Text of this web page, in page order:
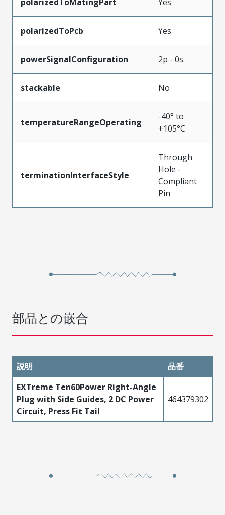
polarizedToPcb Yes
powerSignalConfiguration 2p - 0s
stackable No
temperatureRangeOperating
-40° to
+105°C
terminationInterfaceStyle
Through
Hole -
Compliant
Pin
部品との嵌合
説明
品番
EXTreme Ten60Power Right-Angle
Plug with Side Guides, 2 DC Power
Circuit, Press Fit Tail
464379302